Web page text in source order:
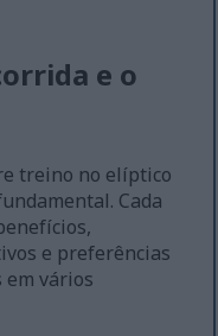
e o
treino no elíptico
Cada
e preferências
em vários